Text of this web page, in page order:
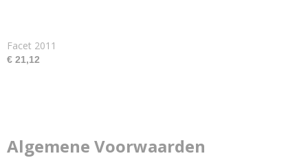
Facet 2011
€ 21,12
Algemene Voorwaarden